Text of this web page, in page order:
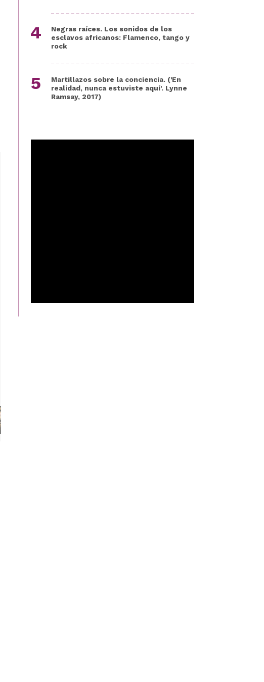
Negras raíces. Los sonidos de los
esclavos africanos: Flamenco, tango y
rock
Martillazos sobre la conciencia. ('En
realidad, nunca estuviste aquí'. Lynne
Ramsay, 2017)